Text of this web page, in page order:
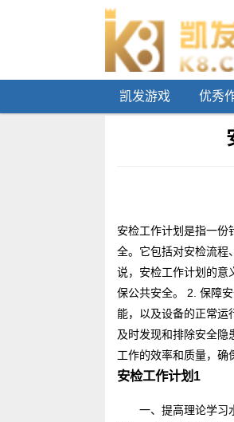
凯发游戏 优秀
安检工作计划是指一份
全。它包括对安检流程
说，安检工作计划的意
保公共安全。 2. 保障
能，以及设备的正常运
及时发现和排除安全隐
工作的效率和质量，确
安检工作计划1
一、提高理论学习